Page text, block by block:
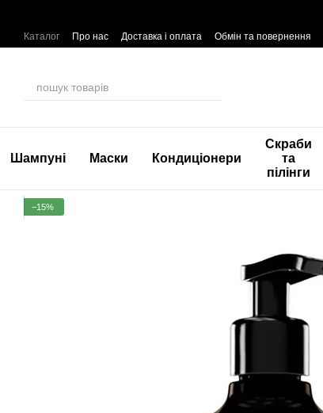
Каталог Про нас Доставка і оплата Обмін та повернення
Шампуні Маски Кондиціонери
Скраби
та
пілінги
−15%